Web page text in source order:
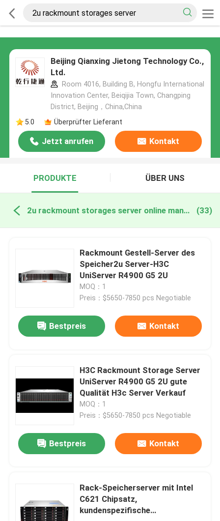
Beijing Qianxing Jietong Technology Co.,
Ltd.
Room 4016, Building B, Hongfu International
Innovation Center, Beiqijia Town, Changping
District, Beijing，China,China
5.0
Überprüfter Lieferant
Jetzt anrufen Kontakt
PRODUKTE ÜBER UNS
2u rackmount storages server online manufacture (33)
Rackmount Gestell-Server des
Speicher2u Server-H3C
UniServer R4900 G5 2U
MOQ：1
Preis：$5650-7850 pcs Negotiable
Bestpreis Kontakt
H3C Rackmount Storage Server
UniServer R4900 G5 2U gute
Qualität H3c Server Verkauf
MOQ：1
Preis：$5650-7850 pcs Negotiable
Bestpreis Kontakt
Rack-Speicherserver mit Intel
C621 Chipsatz,
kundenspezifische